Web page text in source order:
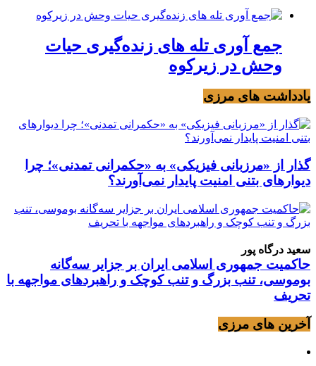
جمع آوری تله های زنده‌گیری حیات
وحش در زیرکوه
یادداشت های مرزی
گذار از «مرزبانی فیزیکی» به «حکمرانی تمدنی»؛ چرا
دیوارهای بتنی امنیت پایدار نمی‌آورند؟
سعید درگاه پور
حاکمیت جمهوری اسلامی ایران بر جزایر سه‌گانه
بوموسی، تنب بزرگ و‌ تنب کوچک و راهبردهای مواجهه با
تحریف
آخرین های مرزی